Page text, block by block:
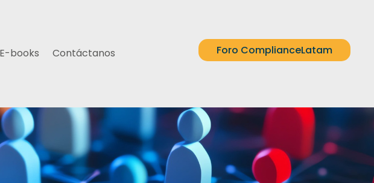
E-books Contáctanos Foro ComplianceLatam